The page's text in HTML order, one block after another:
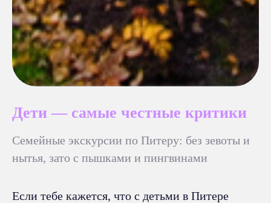
Дети — самые честные критики
Семейные экскурсии по Питеру: без зевоты и
нытья, зато с пышками и пингвинами
Если тебе кажется, что с детьми в Питере